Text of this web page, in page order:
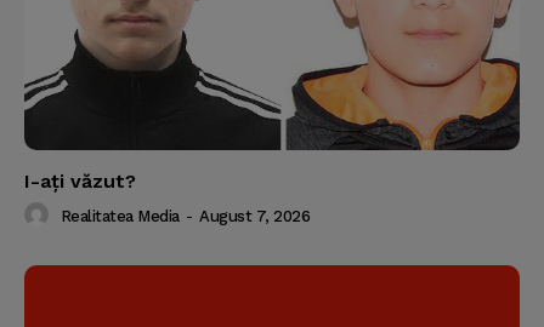
I-aţi văzut?
Realitatea Media - August 7, 2026